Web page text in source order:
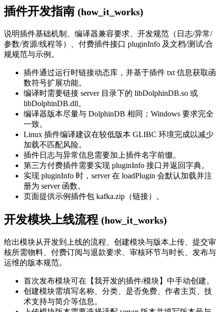
插件开发指南 (how_it_works)
说明插件基础机制、编译器兼容要求、开发规范（日志/异常/
参数/资源/线程等）、付费插件接口 pluginInfo 及文档/测试/合
规规范与示例。
插件通过运行时链接动态库，并基于插件 txt 信息获取函
数符号扩展功能。
编译时需要链接 server 目录下的 libDolphinDB.so 或
libDolphinDB.dll。
编译器版本尽量与 DolphinDB 相同；Windows 要求完全
一致。
Linux 插件编译建议在较低版本 GLIBC 环境完成以减少
加载不匹配风险。
插件日志与异常信息需要加上插件名字前缀。
第三方付费插件需要实现 pluginInfo 接口并返回字典。
实现 pluginInfo 时，server 在 loadPlugin 会默认加载并注
册为 server 函数。
页面提供示例插件包 kafka.zip（链接）。
开发模块上线流程 (how_it_works)
给出模块从开发到上线的流程、创建模块与版本上传、提交审
核所需物料、付费订阅与退款要求、审核环节与时长、发布与
运维的版本规范。
首次发布模块可在【我开发的插件/模块】中手动创建。
创建模块需填写名称、分类、是否免费、作者主页、技
术支持与简介等信息。